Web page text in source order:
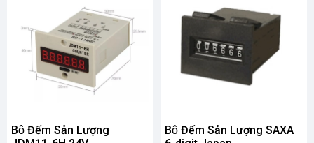
Bộ Đếm Sản Lượng
Bộ Đếm Sản Lượng SAXA